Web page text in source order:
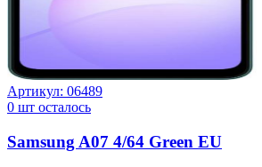
Артикул: 06489
0 шт осталось
Samsung A07 4/64 Green EU